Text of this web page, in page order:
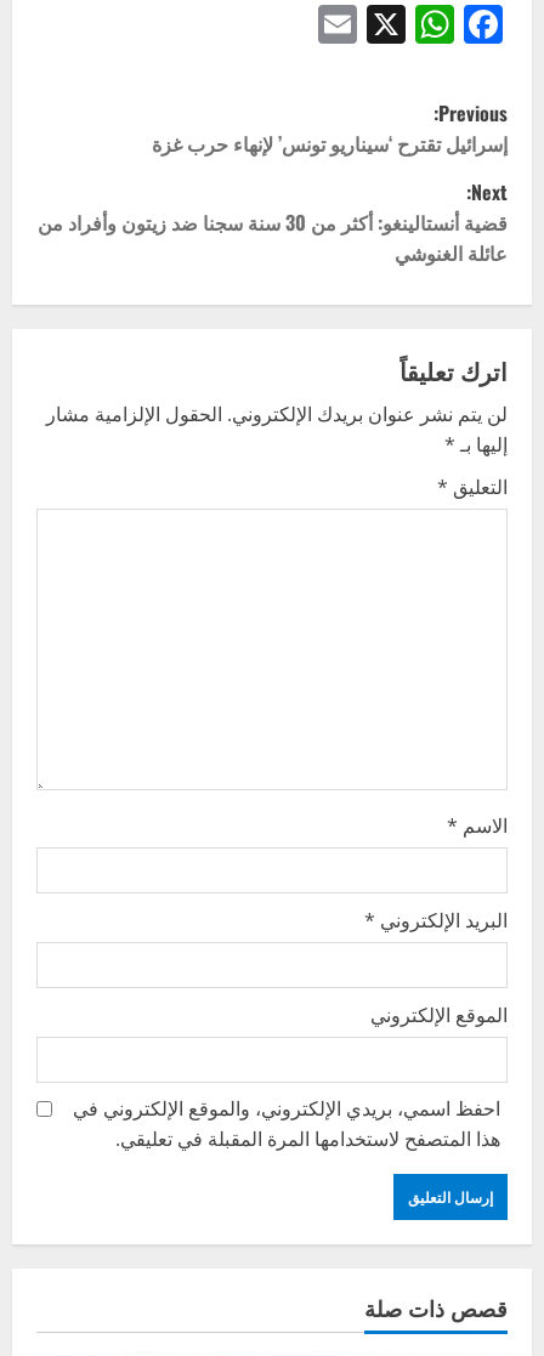
Facebook
WhatsApp
X
P
o
s
t
n
a
v
i
g
Previous:
إسرائيل تقترح ‘سيناريو تونس’ لإنهاء حرب غزة
Next:
قضية أنستالينغو: أكثر من 30 سنة سجنا ضد زيتون وأفراد من
عائلة الغنوشي
اترك تعليقاً
لن يتم نشر عنوان بريدك الإلكتروني. الحقول الإلزامية مشار
إليها بـ*
التعليق *
الاسم *
البريد الإلكتروني *
الموقع الإلكتروني
احفظ اسمي، بريدي الإلكتروني، والموقع الإلكتروني في
هذا المتصفح لاستخدامها المرة المقبلة في تعليقي.
قصص ذات صلة